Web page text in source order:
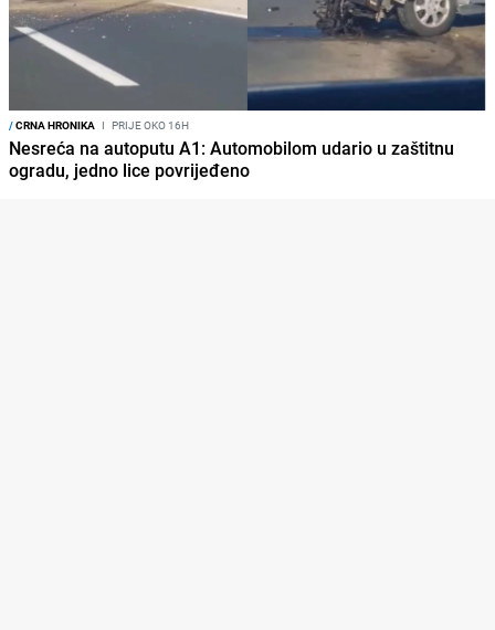
/CRNA HRONIKA I PRIJE OKO 16H
Nesreća na autoputu A1: Automobilom udario u zaštitnu
ogradu, jedno lice povrijeđeno